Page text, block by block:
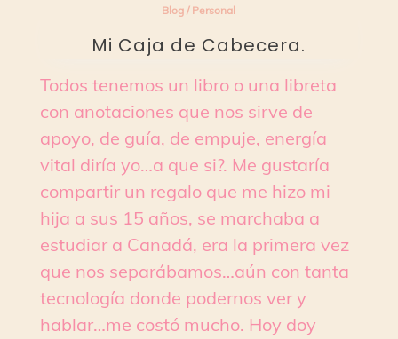
Blog / Personal
Mi Caja de Cabecera.
Todos tenemos un libro o una libreta
con anotaciones que nos sirve de
apoyo, de guía, de empuje, energía
vital diría yo…a que si?. Me gustaría
compartir un regalo que me hizo mi
hija a sus 15 años, se marchaba a
estudiar a Canadá, era la primera vez
que nos separábamos…aún con tanta
tecnología donde podernos ver y
hablar…me costó mucho. Hoy doy